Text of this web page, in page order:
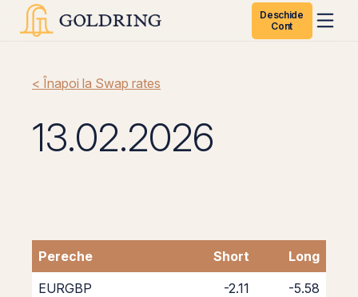
Deschide
Cont
< Înapoi la Swap rates
13.02.2026
Pereche Short
Long
EURGBP
-2.11
-5.58